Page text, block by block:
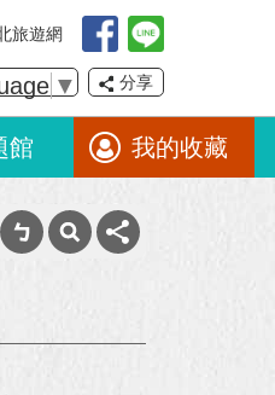
旅遊網
▼ 分享
館 我的收藏